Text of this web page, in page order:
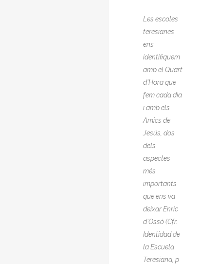
Les escoles
teresianes
ens
identifiquem
amb el Quart
d’Hora que
fem cada dia
i amb els
Amics de
Jesús, dos
dels
aspectes
més
importants
que ens va
deixar Enric
d’Ossó (Cfr.
Identidad de
la Escuela
Teresiana, p